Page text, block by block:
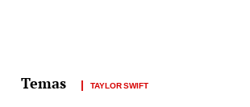
TAYLOR SWIFT